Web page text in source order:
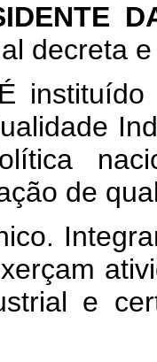
DA
decreta
instituído
de
e